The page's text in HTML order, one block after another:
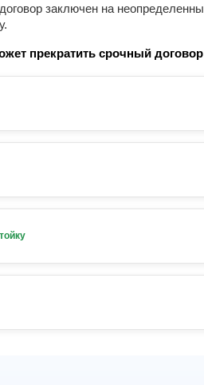
заключен на
прекратить срочный